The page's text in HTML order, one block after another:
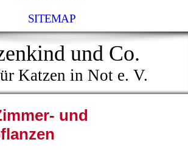
SITEMAP
und Co.
Katzen in Not e. V.
und